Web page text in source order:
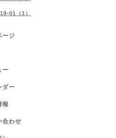
01（1）
ージ
ー
ダー
報
合わせ